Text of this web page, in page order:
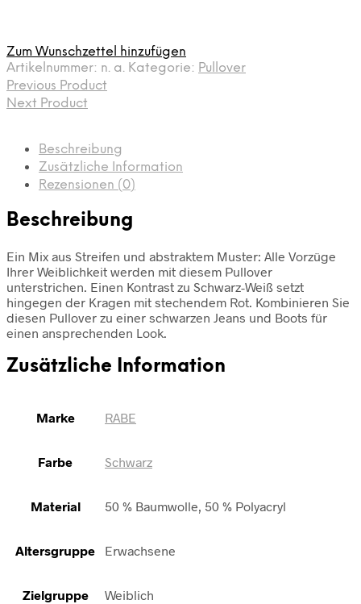
Zum Wunschzettel hinzufügen
Artikelnummer: n. a. Kategorie: Pullover
Previous Product
Next Product
Beschreibung
Zusätzliche Information
Rezensionen (0)
Beschreibung
Ein Mix aus Streifen und abstraktem Muster: Alle Vorzüge
Ihrer Weiblichkeit werden mit diesem Pullover
unterstrichen. Einen Kontrast zu Schwarz-Weiß setzt
hingegen der Kragen mit stechendem Rot. Kombinieren Sie
diesen Pullover zu einer schwarzen Jeans und Boots für
einen ansprechenden Look.
Zusätzliche Information
Marke RABE
Farbe Schwarz
Material 50 % Baumwolle, 50 % Polyacryl
Altersgruppe Erwachsene
Zielgruppe Weiblich